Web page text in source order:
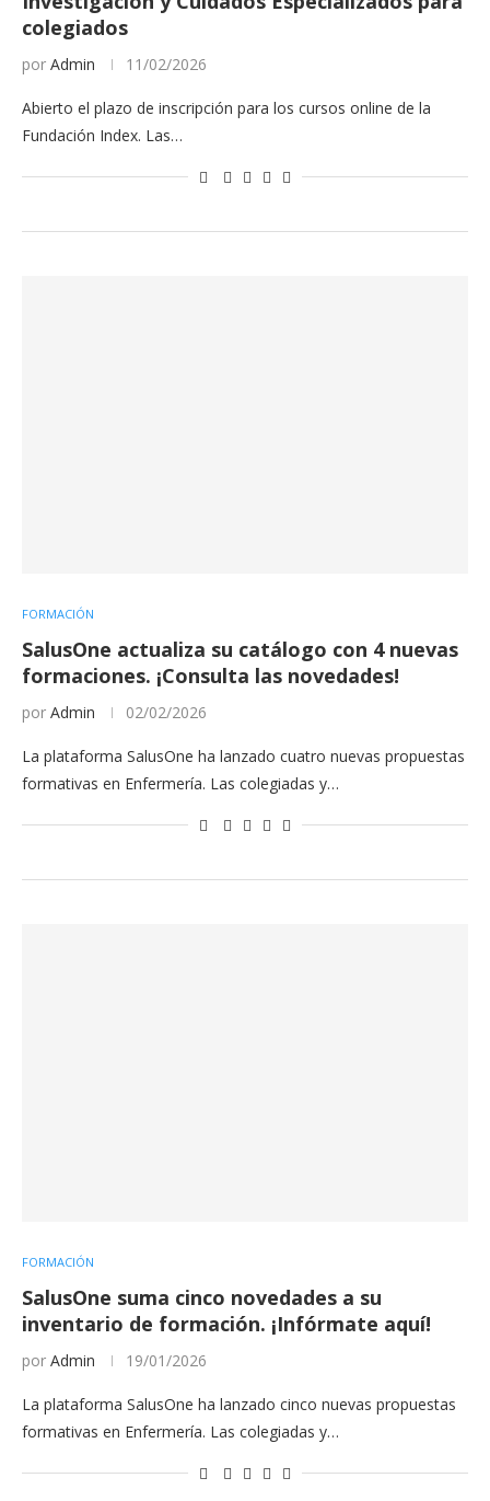
colegiados
por Admin 11/02/2026
Abierto el plazo de inscripción para los cursos online de la
Fundación Index. Las…
FORMACIÓN
SalusOne actualiza su catálogo con 4 nuevas
formaciones. ¡Consulta las novedades!
por Admin 02/02/2026
La plataforma SalusOne ha lanzado cuatro nuevas propuestas
formativas en Enfermería. Las colegiadas y…
FORMACIÓN
SalusOne suma cinco novedades a su
inventario de formación. ¡Infórmate aquí!
por Admin 19/01/2026
La plataforma SalusOne ha lanzado cinco nuevas propuestas
formativas en Enfermería. Las colegiadas y…